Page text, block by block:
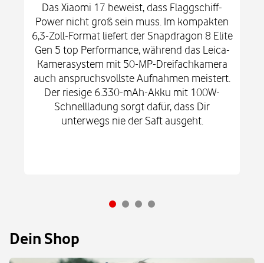
Das Xiaomi 17 beweist, dass Flaggschiff-
Power nicht groß sein muss. Im kompakten
6,3-Zoll-Format liefert der Snapdragon 8 Elite
Gen 5 top Performance, während das Leica-
Kamerasystem mit 50-MP-Dreifachkamera
auch anspruchsvollste Aufnahmen meistert.
Der riesige 6.330-mAh-Akku mit 100W-
Schnellladung sorgt dafür, dass Dir
unterwegs nie der Saft ausgeht.
Dein Shop